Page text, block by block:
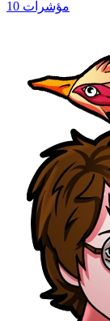
10 مؤشرات